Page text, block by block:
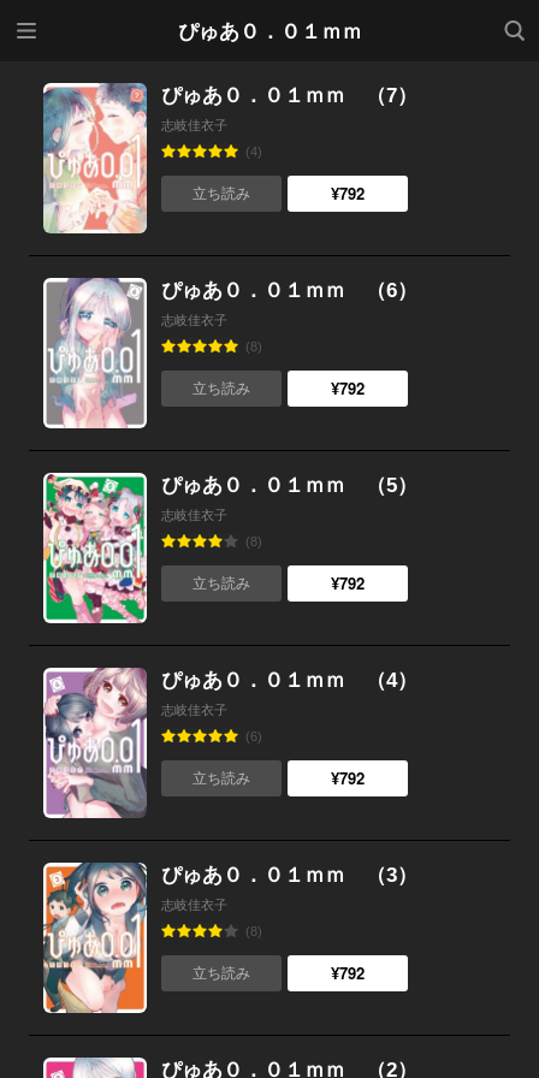
ぴゅあ０．０１ｍｍ
検索
ぴゅあ０．０１ｍｍ （7）
志岐佳衣子
(4)
立ち読み ¥792
ぴゅあ０．０１ｍｍ （6）
志岐佳衣子
(8)
立ち読み ¥792
ぴゅあ０．０１ｍｍ （5）
志岐佳衣子
(8)
立ち読み ¥792
ぴゅあ０．０１ｍｍ （4）
志岐佳衣子
(6)
立ち読み ¥792
ぴゅあ０．０１ｍｍ （3）
志岐佳衣子
(8)
立ち読み ¥792
ぴゅあ０．０１ｍｍ （2）